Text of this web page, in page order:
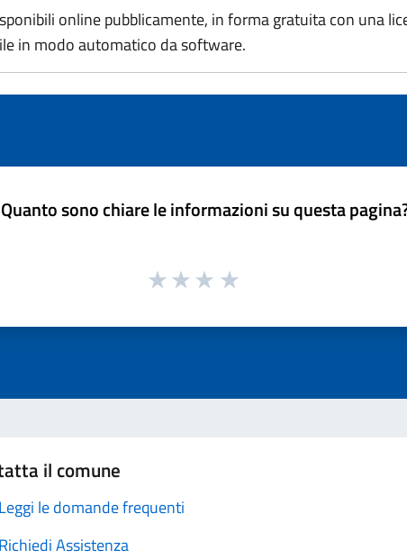
online pubblicamente, in forma gratuita con una
in modo automatico da software.
Quanto sono chiare le informazioni su questa
il comune
Leggi le domande frequenti
Richiedi Assistenza